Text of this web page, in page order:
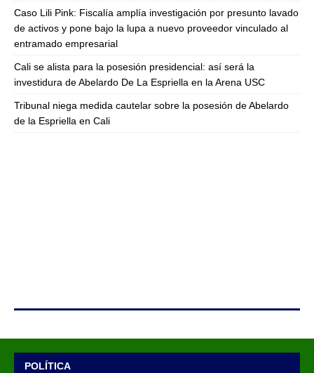
Caso Lili Pink: Fiscalía amplía investigación por presunto lavado
de activos y pone bajo la lupa a nuevo proveedor vinculado al
entramado empresarial
Cali se alista para la posesión presidencial: así será la
investidura de Abelardo De La Espriella en la Arena USC
Tribunal niega medida cautelar sobre la posesión de Abelardo
de la Espriella en Cali
POLÍTICA